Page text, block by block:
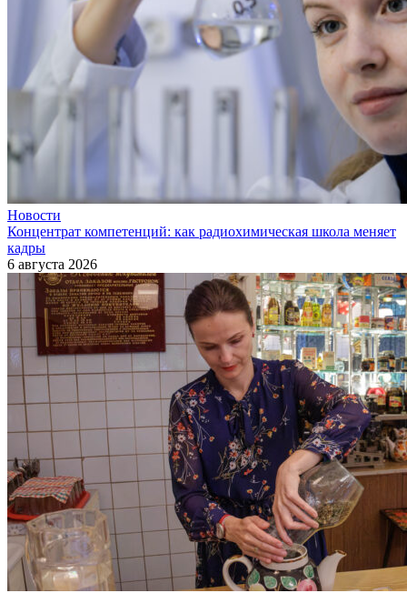
Новости
Концентрат компетенций: как радиохимическая школа меняет
кадры
6 августа 2026